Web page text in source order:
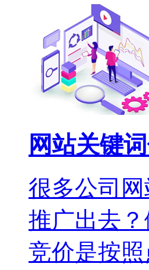
网站关键
很多公司
推广出去
竞价是按